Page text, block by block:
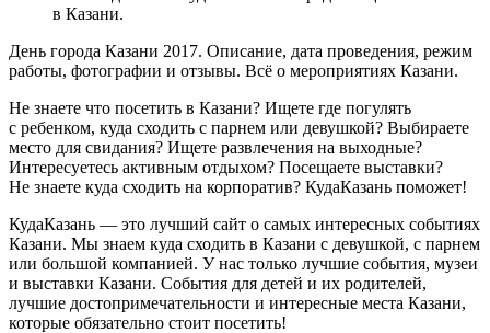
в Казани.
День города Казани 2017. Описание, дата проведения, режим
работы, фотографии и отзывы. Всё о мероприятиях Казани.
Не знаете что посетить в Казани? Ищете где погулять
с ребенком, куда сходить с парнем или девушкой? Выбираете
место для свидания? Ищете развлечения на выходные?
Интересуетесь активным отдыхом? Посещаете выставки?
Не знаете куда сходить на корпоратив? КудаКазань поможет!
КудаКазань — это лучший сайт о самых интересных событиях
Казани. Мы знаем куда сходить в Казани с девушкой, с парнем
или большой компанией. У нас только лучшие события, музеи
и выставки Казани. События для детей и их родителей,
лучшие достопримечательности и интересные места Казани,
которые обязательно стоит посетить!